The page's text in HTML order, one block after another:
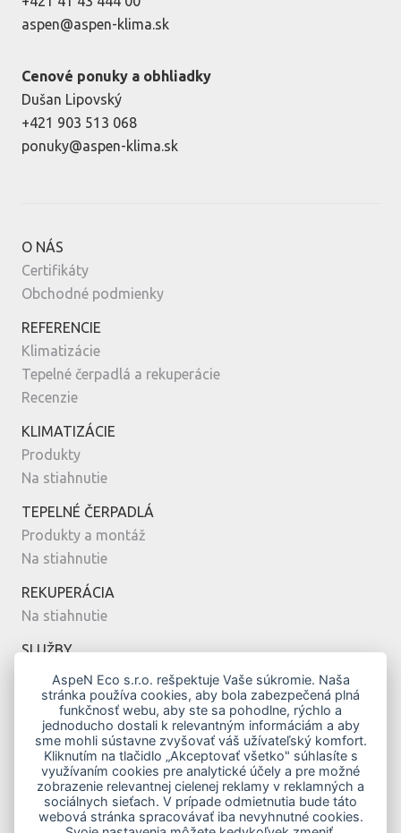
aspen@aspen-klima.sk
Cenové ponuky a obhliadky
Dušan Lipovský
+421 903 513 068
ponuky@aspen-klima.sk
O NÁS
Certifikáty
Obchodné podmienky
REFERENCIE
Klimatizácie
Tepelné čerpadlá a rekuperácie
Recenzie
KLIMATIZÁCIE
Produkty
Na stiahnutie
TEPELNÉ ČERPADLÁ
Produkty a montáž
Na stiahnutie
REKUPERÁCIA
Na stiahnutie
SLUŽBY
Montáž
Servis
Návrh
MODERNÉ BÝVANIE
Vykurovanie klimatizáciou
Top modely
Novostavby
AspeN Eco s.r.o. rešpektuje Vaše súkromie. Naša
stránka používa cookies, aby bola zabezpečená plná
funkčnosť webu, aby ste sa pohodlne, rýchlo a
jednoducho dostali k relevantným informáciám a aby
sme mohli sústavne zvyšovať váš užívateľský komfort.
Kliknutím na tlačidlo „Akceptovať všetko" súhlasíte s
využívaním cookies pre analytické účely a pre možné
zobrazenie relevantnej cielenej reklamy v reklamných a
sociálnych sieťach. V prípade odmietnutia bude táto
webová stránka spracovávať iba nevyhnutné cookies.